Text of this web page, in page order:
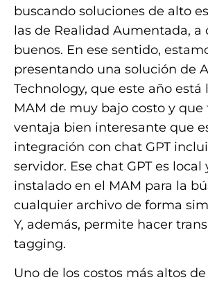
buscando soluciones de alto
las de Realidad Aumentada, a
buenos. En ese sentido,
presentando una solución de
Technology, que este año está
MAM de muy bajo costo y que
ventaja bien interesante que
integración con chat GPT
servidor. Ese chat GPT es local
instalado en el MAM para la
cualquier archivo de forma
Y, además, permite hacer
tagging.
Uno de los costos más altos